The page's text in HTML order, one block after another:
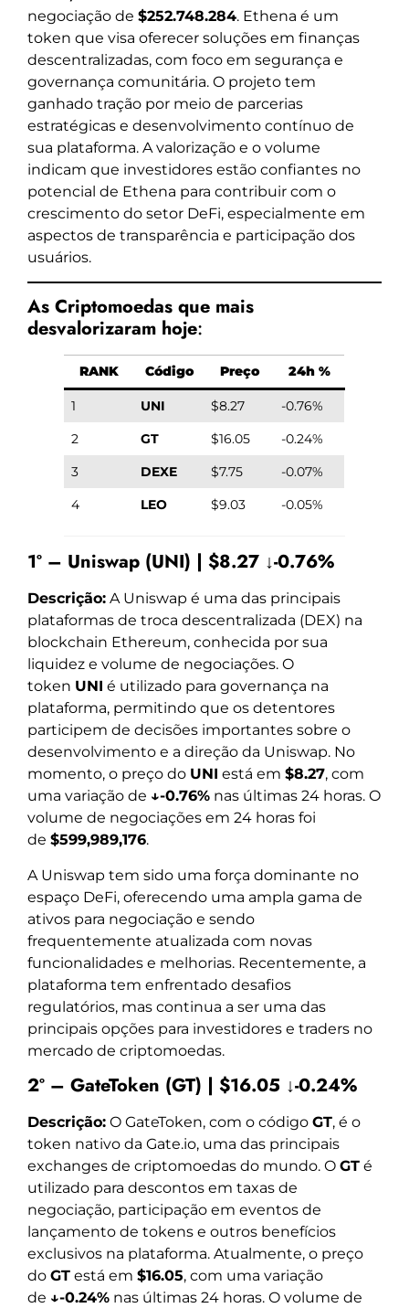
negociação de $252.748.284. Ethena é um
token que visa oferecer soluções em finanças
descentralizadas, com foco em segurança e
governança comunitária. O projeto tem
ganhado tração por meio de parcerias
estratégicas e desenvolvimento contínuo de
sua plataforma. A valorização e o volume
indicam que investidores estão confiantes no
potencial de Ethena para contribuir com o
crescimento do setor DeFi, especialmente em
aspectos de transparência e participação dos
usuários.
As Criptomoedas que mais
desvalorizaram hoje:
RANK Código Preço 24h %
1 UNI $8.27
-0.76%
2
GT $16.05
-0.24%
3
DEXE $7.75
-0.07%
4
LEO $9.03 -0.05%
1º – Uniswap (UNI) | $8.27 ↓-0.76%
Descrição: A Uniswap é uma das principais
plataformas de troca descentralizada (DEX) na
blockchain Ethereum, conhecida por sua
liquidez e volume de negociações. O
token UNI é utilizado para governança na
plataforma, permitindo que os detentores
participem de decisões importantes sobre o
desenvolvimento e a direção da Uniswap. No
momento, o preço do UNI está em $8.27, com
uma variação de ↓-0.76% nas últimas 24 horas. O
volume de negociações em 24 horas foi
de $599,989,176.
A Uniswap tem sido uma força dominante no
espaço DeFi, oferecendo uma ampla gama de
ativos para negociação e sendo
frequentemente atualizada com novas
funcionalidades e melhorias. Recentemente, a
plataforma tem enfrentado desafios
regulatórios, mas continua a ser uma das
principais opções para investidores e traders no
mercado de criptomoedas.
2º – GateToken (GT) | $16.05 ↓-0.24%
Descrição: O GateToken, com o código GT, é o
token nativo da Gate.io, uma das principais
exchanges de criptomoedas do mundo. O GT é
utilizado para descontos em taxas de
negociação, participação em eventos de
lançamento de tokens e outros benefícios
exclusivos na plataforma. Atualmente, o preço
do GT está em $16.05, com uma variação
de ↓-0.24% nas últimas 24 horas. O volume de